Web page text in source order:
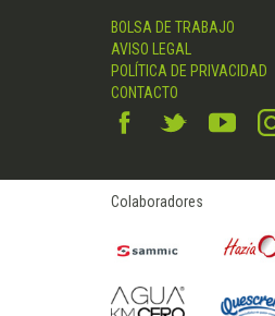
BOLSA DE TRABAJO
AVISO LEGAL
POLÍTICA DE PRIVACIDAD
CONTACTO
Colaboradores